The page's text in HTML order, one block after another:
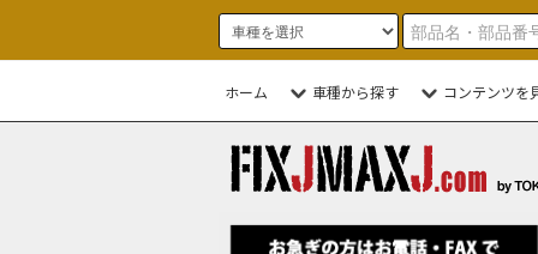
ホーム 車種から探す コンテンツを